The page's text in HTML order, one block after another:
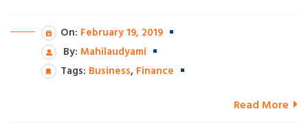
On: February 19, 2019
By: Mahilaudyami
Tags: Business, Finance
Read More